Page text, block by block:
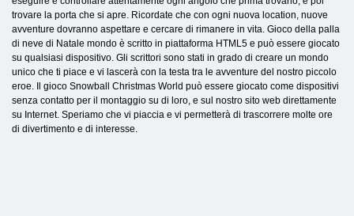
trovare la porta che si apre. Ricordate che con ogni nuova location, nuove
avventure dovranno aspettare e cercare di rimanere in vita. Gioco della palla
di neve di Natale mondo è scritto in piattaforma HTML5 e può essere giocato
su qualsiasi dispositivo. Gli scrittori sono stati in grado di creare un mondo
unico che ti piace e vi lascerà con la testa tra le avventure del nostro piccolo
eroe. Il gioco Snowball Christmas World può essere giocato come dispositivi
senza contatto per il montaggio su di loro, e sul nostro sito web direttamente
su Internet. Speriamo che vi piaccia e vi permetterà di trascorrere molte ore
di divertimento e di interesse.